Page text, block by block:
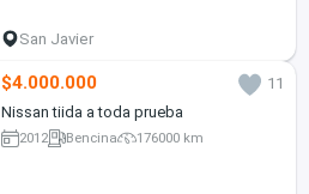
San Javier
$4.000.000
11
Nissan tiida a toda prueba
2012 Bencina 176000 km